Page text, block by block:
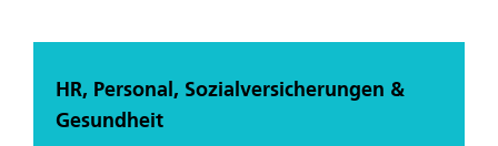
HR, Personal, Sozialversicherungen &
Gesundheit